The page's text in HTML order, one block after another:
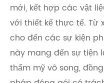
mới, kết hợp các vật
với thiết kế thực tế. Từ
cho đến các sự kiện
này mang đến sự tiện
thẩm mỹ vô song,